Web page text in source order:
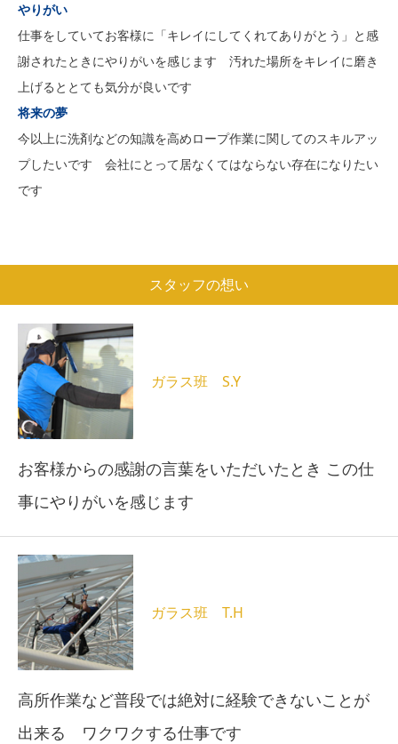
やりがい
仕事をしていてお客様に「キレイにしてくれてありがとう」と感
謝されたときにやりがいを感じます 汚れた場所をキレイに磨き
上げるととても気分が良いです
将来の夢
今以上に洗剤などの知識を高めロープ作業に関してのスキルアッ
プしたいです 会社にとって居なくてはならない存在になりたい
です
スタッフの想い
ガラス班 S.Y
お客様からの感謝の言葉をいただいたとき この仕
事にやりがいを感じます
ガラス班 T.H
高所作業など普段では絶対に経験できないことが
出来る ワクワクする仕事です